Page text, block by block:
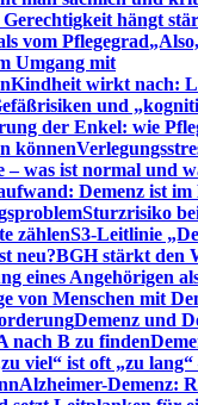
Gerechtigkeit hängt
vom Pflegegrad
Umgang mit
Kindheit wirkt nach:
und
der Enkel: wie
können
– was ist normal und
Demenz ist
Sturzrisiko
zählenS3-Leitlinie
neu?BGH stärkt den
eines Angehörigen
von Menschen mit
Demenz und
nach B zu finden
viel“ ist oft „zu
Alzheimer-Demenz: